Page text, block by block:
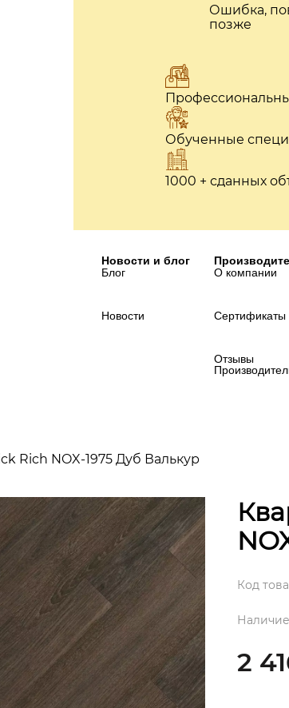
Ошибка,
позже
Обученные
1000 + сданных
Новости и блог
Блог
Новости
О компании
Сертификаты
Отзывы
Rich NOX-1975 Дуб Валькур
Код
2